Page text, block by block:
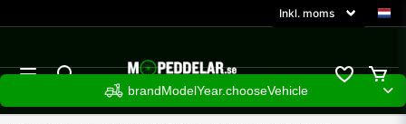
brandModelYear.chooseVehicle